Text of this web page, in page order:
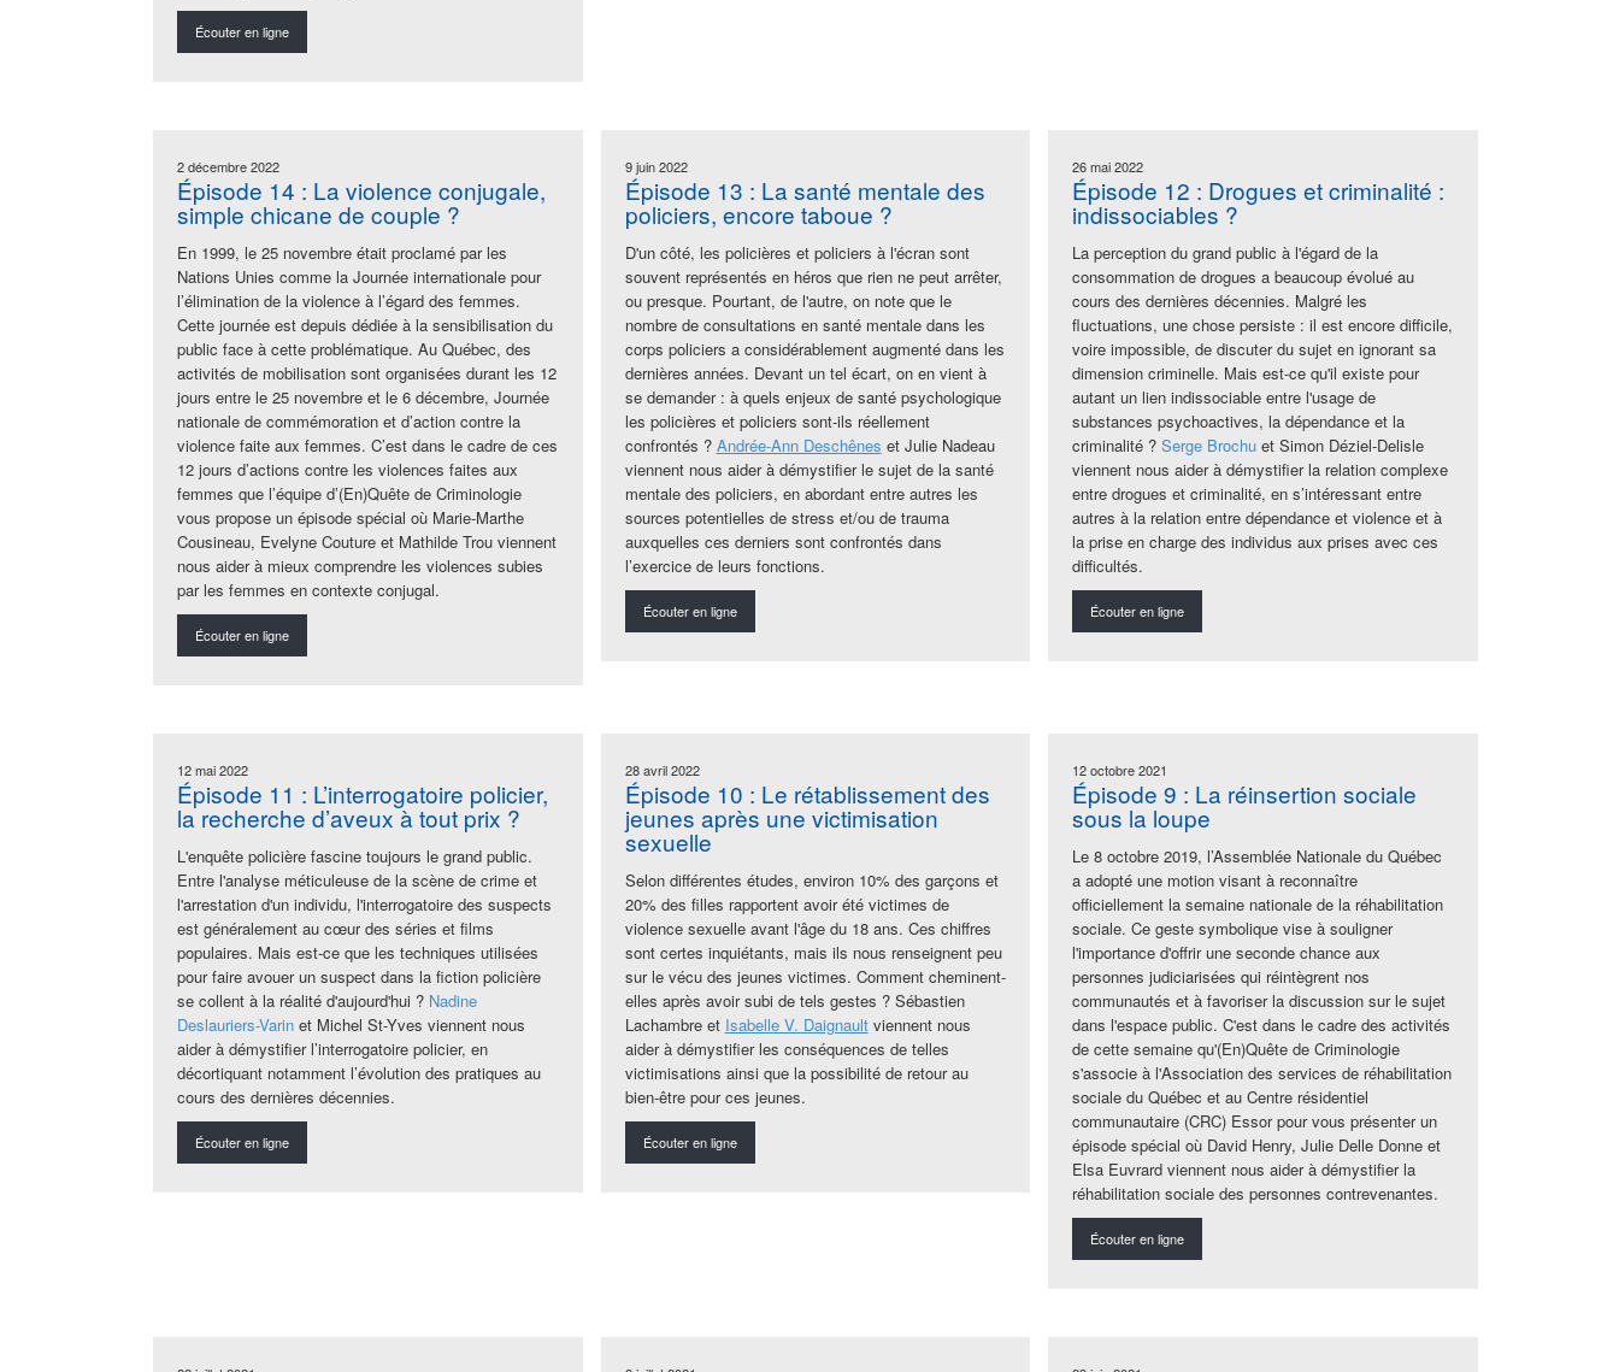
Écouter en ligne
2 décembre 2022
Épisode 14 : La violence conjugale,
simple chicane de couple ?
En 1999, le 25 novembre était proclamé par les
Nations Unies comme la Journée internationale pour
l’élimination de la violence à l’égard des femmes.
Cette journée est depuis dédiée à la sensibilisation du
public face à cette problématique. Au Québec, des
activités de mobilisation sont organisées durant les 12
jours entre le 25 novembre et le 6 décembre, Journée
nationale de commémoration et d’action contre la
violence faite aux femmes. C’est dans le cadre de ces
12 jours d’actions contre les violences faites aux
femmes que l’équipe d’(En)Quête de Criminologie
vous propose un épisode spécial où Marie-Marthe
Cousineau, Evelyne Couture et Mathilde Trou viennent
nous aider à mieux comprendre les violences subies
par les femmes en contexte conjugal.
Écouter en ligne
9 juin 2022
Épisode 13 : La santé mentale des
policiers, encore taboue ?
D'un côté, les policières et policiers à l'écran sont
souvent représentés en héros que rien ne peut arrêter,
ou presque. Pourtant, de l'autre, on note que le
nombre de consultations en santé mentale dans les
corps policiers a considérablement augmenté dans les
dernières années. Devant un tel écart, on en vient à
se demander : à quels enjeux de santé psychologique
les policières et policiers sont-ils réellement
confrontés ? Andrée-Ann Deschênes et Julie Nadeau
viennent nous aider à démystifier le sujet de la santé
mentale des policiers, en abordant entre autres les
sources potentielles de stress et/ou de trauma
auxquelles ces derniers sont confrontés dans
l’exercice de leurs fonctions.
Écouter en ligne
26 mai 2022
Épisode 12 : Drogues et criminalité :
indissociables ?
La perception du grand public à l'égard de la
consommation de drogues a beaucoup évolué au
cours des dernières décennies. Malgré les
fluctuations, une chose persiste : il est encore difficile,
voire impossible, de discuter du sujet en ignorant sa
dimension criminelle. Mais est-ce qu'il existe pour
autant un lien indissociable entre l'usage de
substances psychoactives, la dépendance et la
criminalité ?Serge Brochu et Simon Déziel-Delisle
viennent nous aider à démystifier la relation complexe
entre drogues et criminalité, en s’intéressant entre
autres à la relation entre dépendance et violence et à
la prise en charge des individus aux prises avec ces
difficultés.
Écouter en ligne
12 mai 2022
Épisode 11 : L’interrogatoire policier,
la recherche d’aveux à tout prix ?
L'enquête policière fascine toujours le grand public.
Entre l'analyse méticuleuse de la scène de crime et
l'arrestation d'un individu, l'interrogatoire des suspects
est généralement au cœur des séries et films
populaires. Mais est-ce que les techniques utilisées
pour faire avouer un suspect dans la fiction policière
se collent à la réalité d'aujourd'hui ? Nadine
Deslauriers-Varin et Michel St-Yves viennent nous
aider à démystifier l’interrogatoire policier, en
décortiquant notamment l’évolution des pratiques au
cours des dernières décennies.
Écouter en ligne
28 avril 2022
Épisode 10 : Le rétablissement des
jeunes après une victimisation
sexuelle
Selon différentes études, environ 10% des garçons et
20% des filles rapportent avoir été victimes de
violence sexuelle avant l'âge du 18 ans. Ces chiffres
sont certes inquiétants, mais ils nous renseignent peu
sur le vécu des jeunes victimes. Comment cheminent-
elles après avoir subi de tels gestes ? Sébastien
Lachambre et Isabelle V. Daignaultviennent nous
aider à démystifier les conséquences de telles
victimisations ainsi que la possibilité de retour au
bien-être pour ces jeunes.
Écouter en ligne
12 octobre 2021
Épisode 9 : La réinsertion sociale
sous la loupe
Le 8 octobre 2019, l’Assemblée Nationale du Québec
a adopté une motion visant à reconnaître
officiellement la semaine nationale de la réhabilitation
sociale. Ce geste symbolique vise à souligner
l'importance d'offrir une seconde chance aux
personnes judiciarisées qui réintègrent nos
communautés et à favoriser la discussion sur le sujet
dans l'espace public. C'est dans le cadre des activités
de cette semaine qu'(En)Quête de Criminologie
s'associe à l'Association des services de réhabilitation
sociale du Québec et au Centre résidentiel
communautaire (CRC) Essor pour vous présenter un
épisode spécial où David Henry, Julie Delle Donne et
Elsa Euvrard viennent nous aider à démystifier la
réhabilitation sociale des personnes contrevenantes.
Écouter en ligne